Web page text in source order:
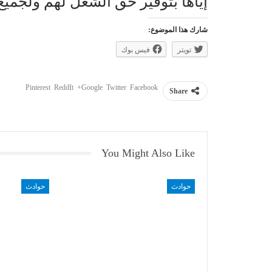
شارك هذا الموضوع:
تويتر فيس بوك
Share
Facebook
Twitter
Google+
ReddIt
Pinterest
You Might Also Like
حوادث حوادث